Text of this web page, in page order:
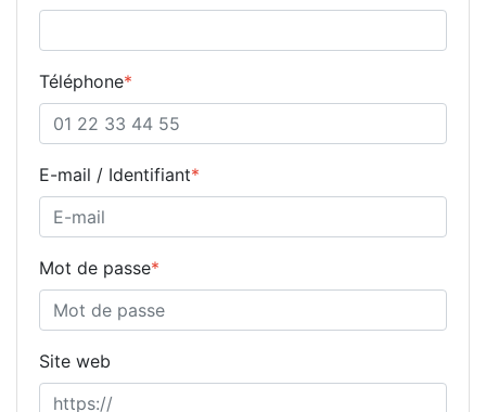
Téléphone*
E-mail / Identifiant*
Mot de passe*
Site web